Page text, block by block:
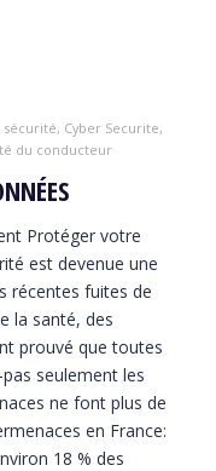
sécurité, Cyber Securite,
du conducteur
Protéger votre
est devenue une
récentes fuites de
la santé, des
prouvé que toutes
seulement les
ne font plus de
en France:
18 % des